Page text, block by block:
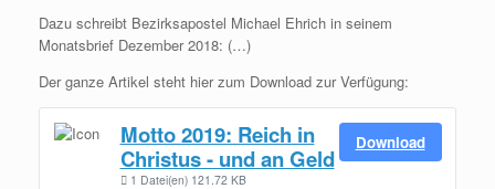
Dazu schreibt Bezirksapostel Michael Ehrich in seinem
Monatsbrief Dezember 2018: (…)
Der ganze Artikel steht hier zum Download zur Verfügung:
Motto 2019: Reich in
Christus - und an Geld
1 Datei(en) 121.72 KB
Download